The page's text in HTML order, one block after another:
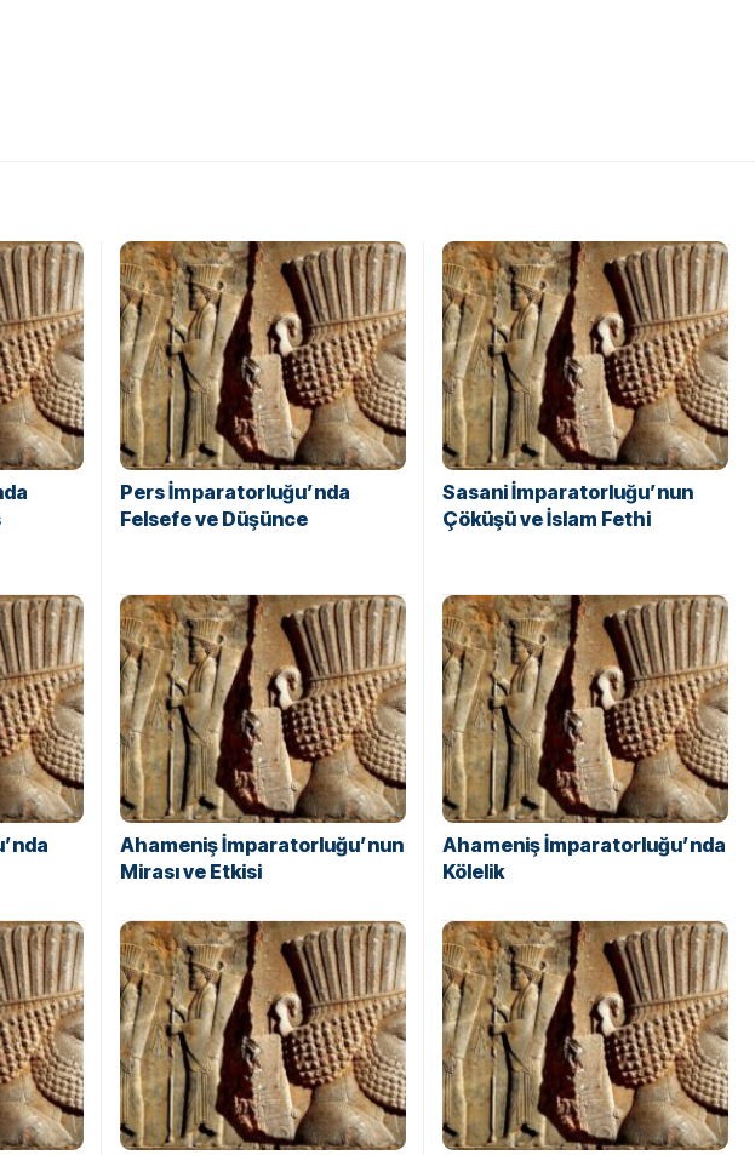
Pers İmparatorluğu’nda
Felsefe ve Düşünce
Sasani İmparatorluğu’nun
Çöküşü ve İslam Fethi
Ahameniş İmparatorluğu’nun
Mirası ve Etkisi
Ahameniş İmparatorluğu’nda
Kölelik